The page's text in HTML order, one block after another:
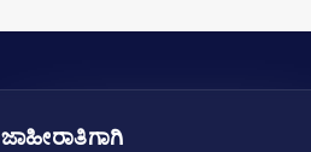
ಜಾಹೀರಾತಿಗಾಗಿ